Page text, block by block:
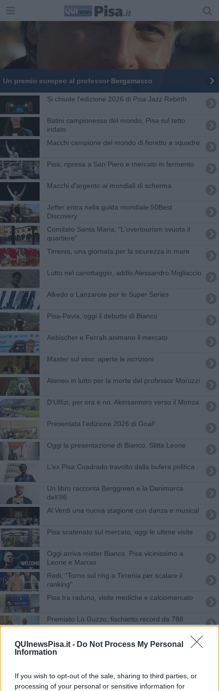
QUInewsPisa.it - Do Not Process My Personal
Information
If you wish to opt-out of the sale, sharing to third parties, or
processing of your personal or sensitive information for
Un premio europeo al professor Bergamasco
Si chiude l'edizione 2026 di Pisa Jazz Rebirth
Batini campionessa del mondo, Pisa sul tetto
iridato
Macchi campione del mondo di fioretto a squadre
Pisa, ripresa a San Piero e mercato in fermento
Macchi d'argento ai mondiali di scherma
Jeffer entra nella guida mondiale 50Best
Discovery
Comitato Santa Maria, "L'overtourism svuota il
quartiere"
Tirrenia, una giornata per la sicurezza in mare
Lutto nel canottaggio, addio Alessandro Migliaccio
Alkedo a Lanzarote per le Super Series
Pisa-Pavia, oggi il debutto di Bianco
Aebischer e Ferrah animano il mercato
Master sul vino: aperte le iscrizioni
Ateneo in lutto per la morte del professor Moruzzi
D'Uffizi, per ora è no. Akinsanmiro verso il Monza
Presentata l'edizione 2026 di Goal!
Oggi la presentazione di Bianco. Slitta Leone
L'ex Pisa Cuadrado travolto dalla bufera politica
Un libro racconta Berggreen e la Danimarca
dell'86
Al Verdi una nuova stagione con danza e musical
Pisa scatenato sul mercato, oggi le ultime visite
Oggi arriva mister Bianco. Pisa vicinissimo a
Leone e Marras
Redi, “Torno sul ring a Tirrenia per scalare il
ranking"
Pisa tra raduno, visite mediche e calciomercato
Premiato Lo Guzzo, fischietto record da 788
match
Da Pisa al resto del Mondo, la dimensione
globale del metodo Di Ciolo
Francioni torna a Le Mans con la sua Lucchini